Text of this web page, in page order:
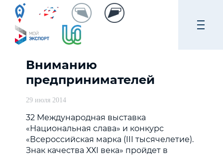
Вниманию
предпринимателей
29 июля 2014
32 Международная выставка
«Национальная слава» и конкурс
«Всероссийская марка (
тысячелетие).
Знак качества ХХI века» пройдет в